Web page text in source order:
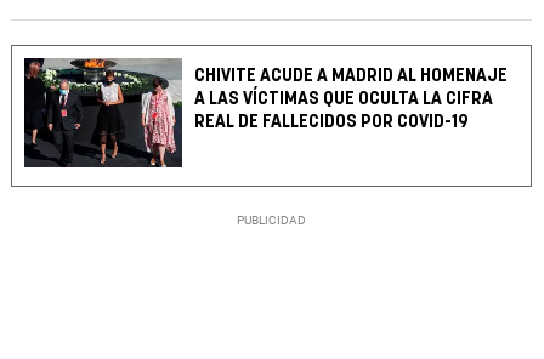
CHIVITE ACUDE A MADRID AL HOMENAJE
A LAS VÍCTIMAS QUE OCULTA LA CIFRA
REAL DE FALLECIDOS POR COVID-19